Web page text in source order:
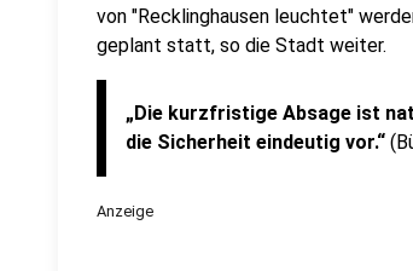
von "Recklinghausen leuchtet"
geplant statt, so die Stadt weiter.
„Die kurzfristige Absage ist
die Sicherheit eindeutig vor.“
Anzeige